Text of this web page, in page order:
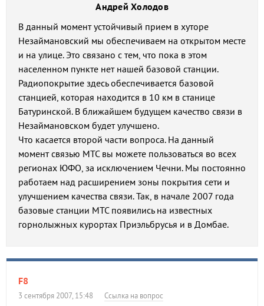
Андрей Холодов
В данный момент устойчивый прием в хуторе
Незаймановский мы обеспечиваем на открытом месте
и на улице. Это связано с тем, что пока в этом
населенном пункте нет нашей базовой станции.
Радиопокрытие здесь обеспечивается базовой
станцией, которая находится в 10 км в станице
Батуринской. В ближайшем будущем качество связи в
Незаймановском будет улучшено.
Что касается второй части вопроса. На данный
момент связью МТС вы можете пользоваться во всех
регионах ЮФО, за исключением Чечни. Мы постоянно
работаем над расширением зоны покрытия сети и
улучшением качества связи. Так, в начале 2007 года
базовые станции МТС появились на известных
горнолыжных курортах Приэльбрусья и в Домбае.
F8
3 сентября 2007, 15:48 Ссылка на вопрос